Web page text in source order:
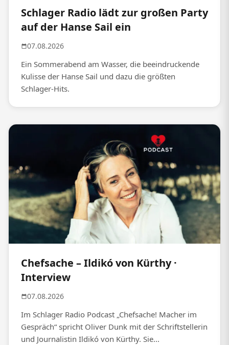
Schlager Radio lädt zur großen Party
auf der Hanse Sail ein
07.08.2026
Ein Sommerabend am Wasser, die beeindruckende
Kulisse der Hanse Sail und dazu die größten
Schlager-Hits.
Chefsache – Ildikó von Kürthy ·
Interview
07.08.2026
Im Schlager Radio Podcast „Chefsache! Macher im
Gespräch“ spricht Oliver Dunk mit der Schriftstellerin
und Journalistin Ildikó von Kürthy. Sie...